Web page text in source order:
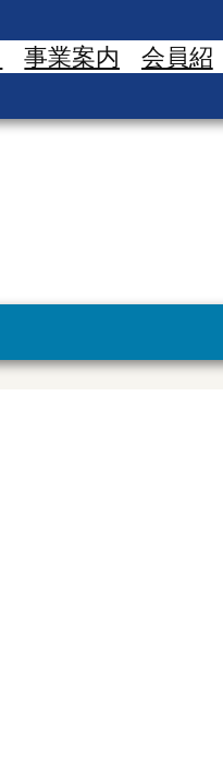
事業案内 会員紹